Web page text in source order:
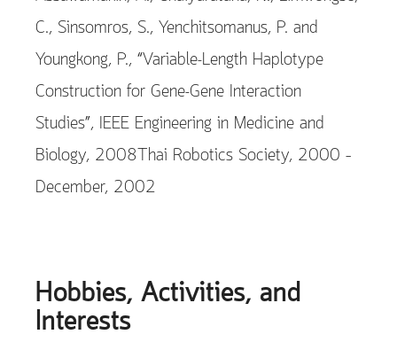
C., Sinsomros, S., Yenchitsomanus, P. and
Youngkong, P., “Variable-Length Haplotype
Construction for Gene-Gene Interaction
Studies”, IEEE Engineering in Medicine and
Biology, 2008Thai Robotics Society, 2000 –
December, 2002
Hobbies, Activities, and
Interests